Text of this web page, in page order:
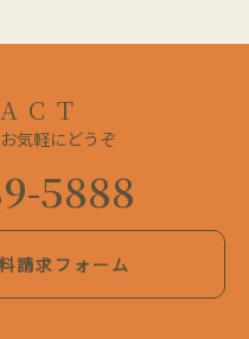
気軽にどうぞ
5888
請求フォーム